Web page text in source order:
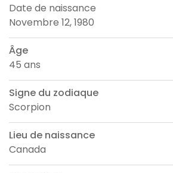
Date de naissance
Novembre 12, 1980
Âge
45 ans
Signe du zodiaque
Scorpion
Lieu de naissance
Canada